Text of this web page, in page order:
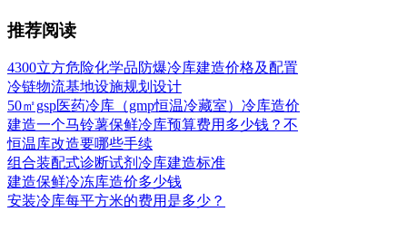
推荐阅读
4300立方危险化学品防爆冷库建造价格及配置
冷链物流基地设施规划设计
50㎡gsp医药冷库（gmp恒温冷藏室）冷库造价
建造一个马铃薯保鲜冷库预算费用多少钱？不
恒温库改造要哪些手续
组合装配式诊断试剂冷库建造标准
建造保鲜冷冻库造价多少钱
安装冷库每平方米的费用是多少？